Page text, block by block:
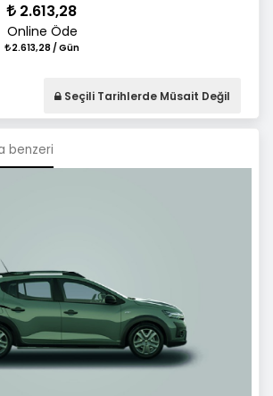
2.613,28
Online Öde
2.613,28 / Gün
Seçili Tarihlerde Müsait Değil
benzeri